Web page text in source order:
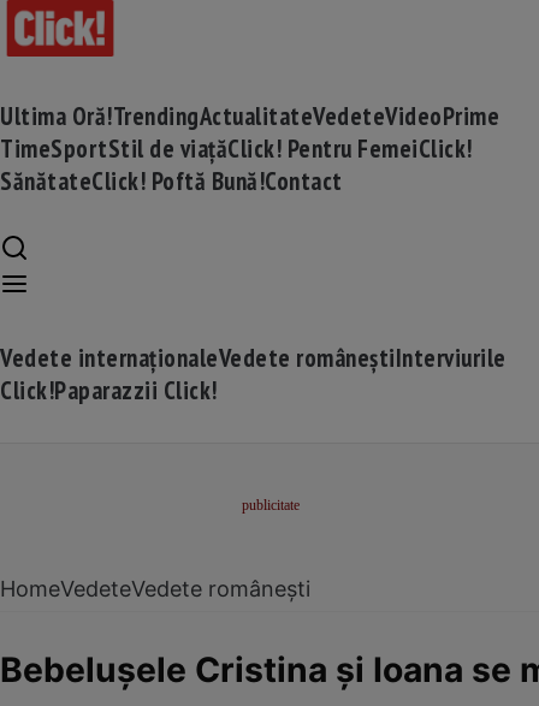
Ultima Oră!TrendingActualitateVedeteVideoPrime
TimeSportStil de viațăClick! Pentru FemeiClick!
SănătateClick! Poftă Bună!Contact
Vedete internaționaleVedete româneștiInterviurile
Click!Paparazzii Click!
HomeVedeteVedete românești
Bebeluşele Cristina şi Ioana se